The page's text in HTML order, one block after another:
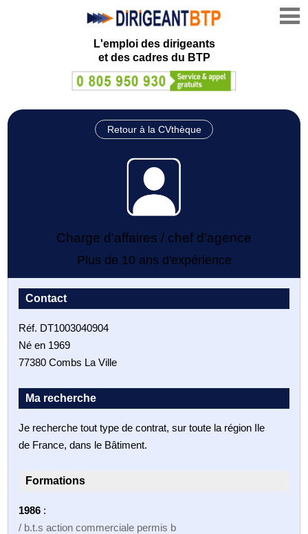
L'emploi des dirigeants
et des cadres du BTP
Retour à la CVthèque
Charge d'affaires / chef d'agence
Plus de 10 ans d'expérience
Contact
Réf. DT1003040904
Né en 1969
77380 Combs La Ville
Ma recherche
Je recherche tout type de contrat, sur toute la région Ile
de France, dans le Bâtiment.
Formations
1986 :
/ b.t.s action commerciale permis b